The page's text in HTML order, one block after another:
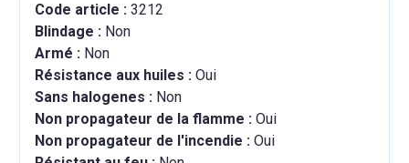
Code article : 3212
Blindage : Non
Armé : Non
Résistance aux huiles : Oui
Sans halogenes : Non
Non propagateur de la flamme : Oui
Non propagateur de l'incendie : Oui